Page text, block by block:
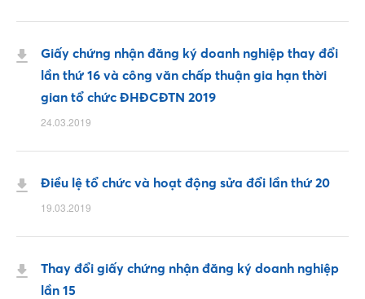
Giấy chứng nhận đăng ký doanh nghiệp thay đổi
lần thứ 16 và công văn chấp thuận gia hạn thời
gian tổ chức ĐHĐCĐTN 2019
24.03.2019
Điều lệ tổ chức và hoạt động sửa đổi lần thứ 20
19.03.2019
Thay đổi giấy chứng nhận đăng ký doanh nghiệp
lần 15